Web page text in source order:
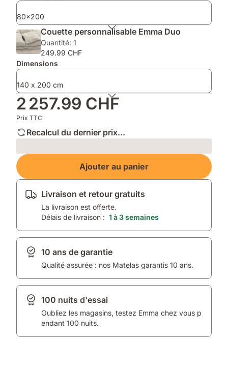
80x200
Couette personnalisable Emma Duo
Quantité: 1
249.99 CHF
Dimensions
140 x 200 cm
2 257.99 CHF
Prix TTC
Recalcul du dernier prix...
Loading
Ajouter au panier
Livraison et retour gratuits
La livraison est offerte.
Délais de livraison : 1 à 3 semaines
10 ans de garantie
Qualité assurée : nos Matelas garantis 10 ans.
100 nuits d'essai
Oubliez les magasins, testez Emma chez vous p
endant 100 nuits.